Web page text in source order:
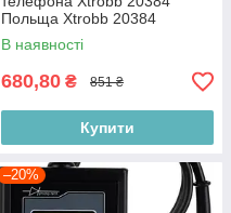
Польща Xtrobb 20384
В наявності
680,80 ₴ 851 ₴
Купити
–20%